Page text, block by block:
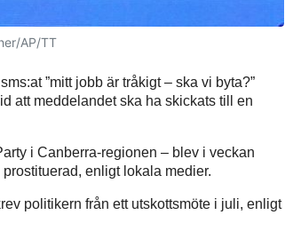
AP/TT
”mitt jobb är tråkigt – ska vi byta?”
att meddelandet ska ha skickats till en
i Canberra-regionen – blev i veckan
enligt lokala medier.
politikern från ett utskottsmöte i juli, enligt